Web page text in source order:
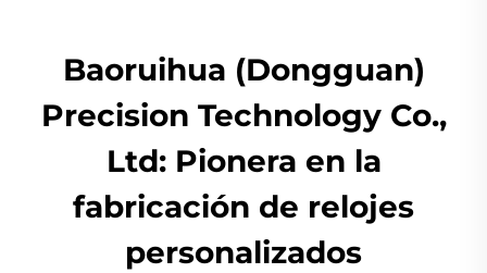
Baoruihua (Dongguan)
Precision Technology Co.,
Ltd: Pionera en la
fabricación de relojes
personalizados